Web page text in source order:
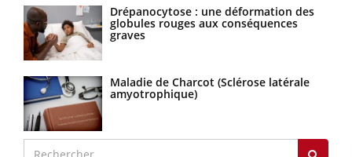
Drépanocytose : une déformation des
globules rouges aux conséquences
graves
Maladie de Charcot (Sclérose latérale
amyotrophique)